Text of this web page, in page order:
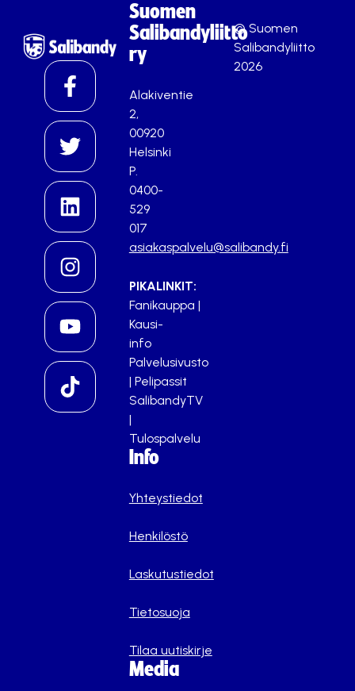
Suomen
Salibandyliitto
ry
Alakiventie
2,
00920
Helsinki
P.
0400-
529
017
asiakaspalvelu@salibandy.fi
PIKALINKIT:
Fanikauppa |
Kausi-
info
Palvelusivusto
| Pelipassit
SalibandyTV
|
Tulospalvelu
Info
Yhteystiedot
Henkilöstö
Laskutustiedot
Tietosuoja
Tilaa uutiskirje
Media
© Suomen
Salibandyliitto
2026